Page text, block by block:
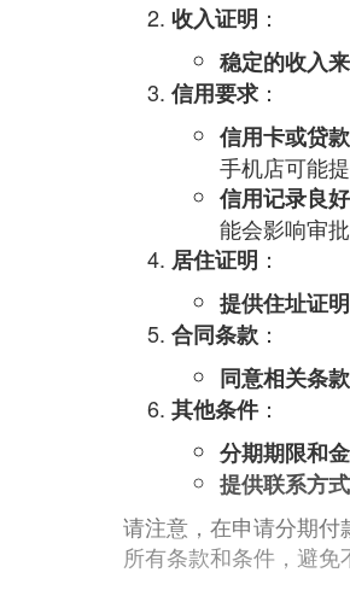
收入证明 ：
稳定的收入
信用要求 ：
信用卡或贷
手机店可能
信用记录良好
能会影响审批
居住证明 ：
提供住址证明
合同条款 ：
同意相关条款
其他条件：
分期期限和
提供联系方式
请注意，在申请分期
所有条款和条件，避